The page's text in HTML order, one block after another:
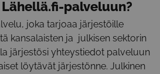
Lähellä.fi-palveluun?
joka tarjoaa järjestöille
kansalaisten ja julkisen sektorin
järjestösi yhteystiedot palveluun
löytävät järjestönne. Julkinen